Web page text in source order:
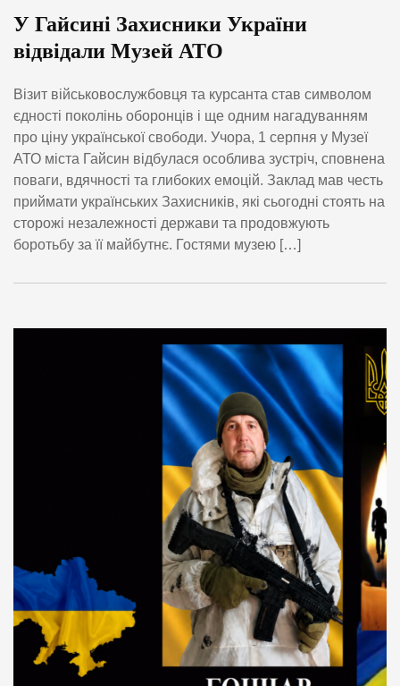
У Гайсині Захисники України
відвідали Музей АТО
Візит військовослужбовця та курсанта став символом
єдності поколінь оборонців і ще одним нагадуванням
про ціну української свободи. Учора, 1 серпня у Музеї
АТО міста Гайсин відбулася особлива зустріч, сповнена
поваги, вдячності та глибоких емоцій. Заклад мав честь
приймати українських Захисників, які сьогодні стоять на
сторожі незалежності держави та продовжують
боротьбу за її майбутнє. Гостями музею […]